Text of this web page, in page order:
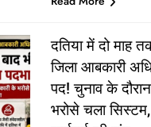
दतिया में दो माह
जिला आबकारी
पद! चुनाव के
भरोसे चला सिस्टम,